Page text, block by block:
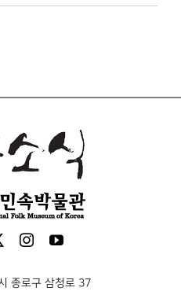
종로구 삼청로 37